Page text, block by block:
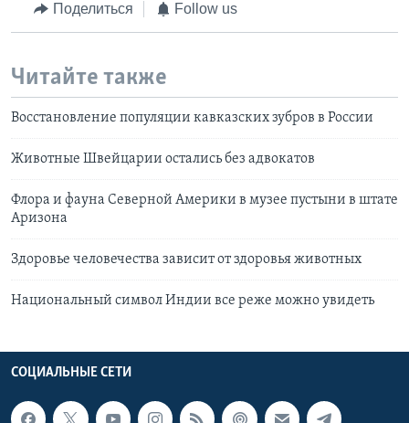
Поделиться Follow us
Читайте также
Восстановление популяции кавказских зубров в России
Животные Швейцарии остались без адвокатов
Флора и фауна Северной Америки в музее пустыни в штате
Аризона
Здоровье человечества зависит от здоровья животных
Национальный символ Индии все реже можно увидеть
СОЦИАЛЬНЫЕ СЕТИ